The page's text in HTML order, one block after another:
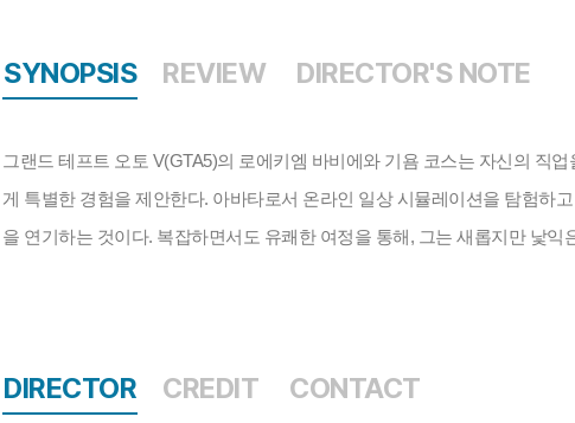
SYNOPSIS REVIEW DIRECTOR'S NOTE
그랜드 테프트 오토 V(GTA5)의 로에키엠 바비에와 기욤 코스는 자신의 직
게 특별한 경험을 제안한다. 아바타로서 온라인 일상 시뮬레이션을 탐험하
을 연기하는 것이다. 복잡하면서도 유쾌한 여정을 통해, 그는 새롭지만 낯익
DIRECTOR CREDIT CONTACT